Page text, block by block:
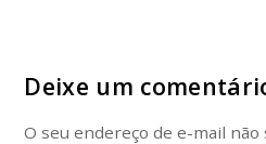
Deixe um
O seu endereço de e-mail não